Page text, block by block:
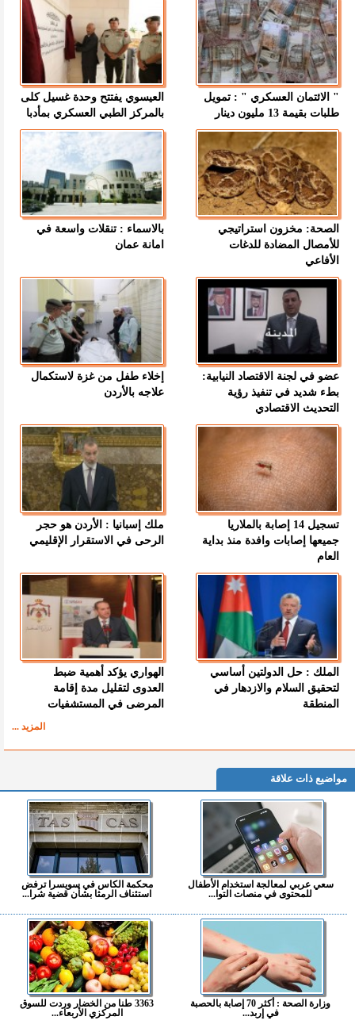
" الائتمان العسكري " : تمويل
طلبات بقيمة 13 مليون دينار
العيسوي يفتتح وحدة غسيل كلى
بالمركز الطبي العسكري بمأدبا
الصحة: مخزون استراتيجي
للأمصال المضادة للدغات
الأفاعي
بالاسماء : تنقلات واسعة في
امانة عمان
عضو في لجنة الاقتصاد النيابية:
بطء شديد في تنفيذ رؤية
التحديث الاقتصادي
إخلاء طفل من غزة لاستكمال
علاجه بالأردن
تسجيل 14 إصابة بالملاريا
جميعها إصابات وافدة منذ بداية
العام
ملك إسبانيا : الأردن هو حجر
الرحى في الاستقرار الإقليمي
الملك : حل الدولتين أساسي
لتحقيق السلام والازدهار في
المنطقة
الهواري يؤكد أهمية ضبط
العدوى لتقليل مدة إقامة
المرضى في المستشفيات
المزيد ...
مواضيع ذات علاقة
سعي عربي لمعالجة استخدام الأطفال
للمحتوى في منصات التوا...
محكمة الكاس في سويسرا ترفض
استئناف الرمثا بشأن قضية شرا...
وزارة الصحة : أكثر 70 إصابة بالحصبة
في إربد...
3363 طنا من الخضار وردت للسوق
المركزي الأربعاء...